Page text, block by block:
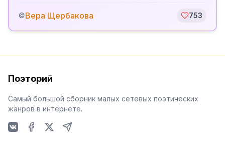
©Вера Щербакова 753
Поэторий
Самый большой сборник малых сетевых поэтических
жанров в интернете.